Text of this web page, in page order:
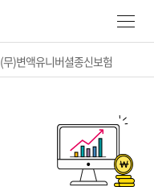
(무)변액유니버셜종신보험